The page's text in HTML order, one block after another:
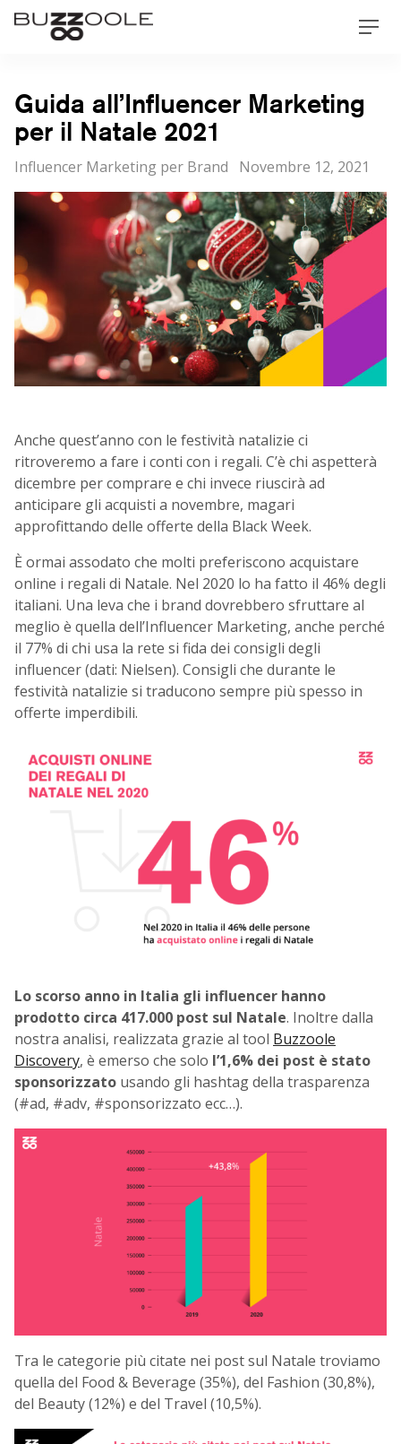
Skip
Buzzoole
Guida all’Influencer Marketing
per il Natale 2021
Categorie
Influencer Marketing per Brand
Posted
on
Novembre 12, 2021
Anche quest’anno con le festività natalizie ci
ritroveremo a fare i conti con i regali. C’è chi aspetterà
dicembre per comprare e chi invece riuscirà ad
anticipare gli acquisti a novembre, magari
approfittando delle offerte della Black Week.
È ormai assodato che molti preferiscono acquistare
online i regali di Natale. Nel 2020 lo ha fatto il 46% degli
italiani. Una leva che i brand dovrebbero sfruttare al
meglio è quella dell’Influencer Marketing, anche perché
il 77% di chi usa la rete si fida dei consigli degli
influencer (dati: Nielsen). Consigli che durante le
festività natalizie si traducono sempre più spesso in
offerte imperdibili.
Lo scorso anno in Italia gli influencer hanno
prodotto circa 417.000 post sul Natale. Inoltre dalla
nostra analisi, realizzata grazie al tool Buzzoole
Discovery, è emerso che solo l’1,6% dei post è stato
sponsorizzato usando gli hashtag della trasparenza
(#ad, #adv, #sponsorizzato ecc…).
Tra le categorie più citate nei post sul Natale troviamo
quella del Food & Beverage (35%), del Fashion (30,8%),
del Beauty (12%) e del Travel (10,5%).